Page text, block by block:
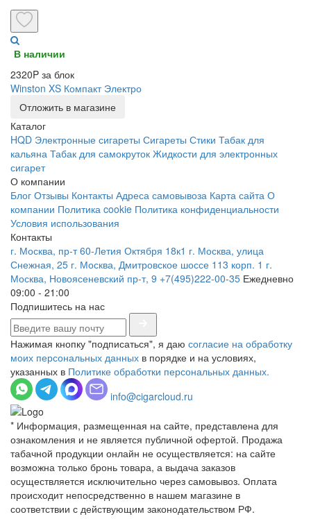
В наличии
2320P за блок
Winston XS Компакт Электро
Отложить в магазине
Каталог
HQD Электронные сигареты Сигареты Стики Табак для
кальяна Табак для самокруток Жидкости для электронных
сигарет
О компании
Блог Отзывы Контакты Адреса самовывоза Карта сайта О
компании Политика cookie Политика конфиденциальности
Условия использования
Контакты
г. Москва, пр-т 60-Летия Октября 18к1 г. Москва, улица
Снежная, 25 г. Москва, Дмитровское шоссе 113 корп. 1 г.
Москва, Новоясеневский пр-т, 9 +7(495)222-00-35 Ежедневно
09:00 - 21:00
Подпишитесь на нас
Нажимая кнопку "подписаться", я даю согласие на обработку
моих персональных данных в порядке и на условиях,
указанных в Политике обработки персональных данных.
info@cigarcloud.ru
* Информация, размещенная на сайте, представлена для
ознакомления и не является публичной офертой. Продажа
табачной продукции онлайн не осуществляется: на сайте
возможна только бронь товара, а выдача заказов
осуществляется исключительно через самовывоз. Оплата
происходит непосредственно в нашем магазине в
соответствии с действующим законодательством РФ.